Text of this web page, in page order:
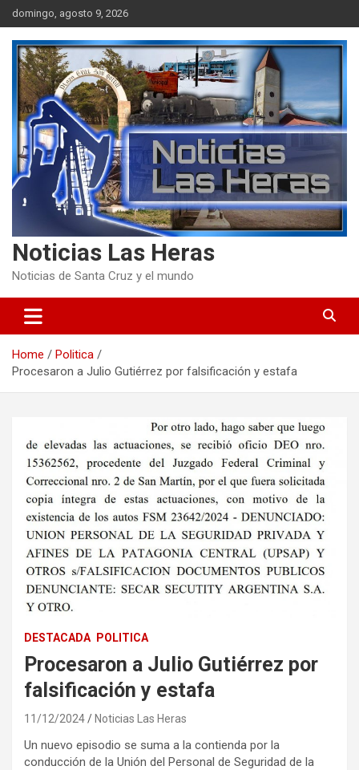
Skip
to
content
domingo, agosto 9, 2026
Noticias Las Heras
Noticias de Santa Cruz y el mundo
Home
Politica
Procesaron a Julio Gutiérrez por falsificación y estafa
DESTACADA POLITICA
Procesaron a Julio Gutiérrez por
falsificación y estafa
11/12/2024 Noticias Las Heras
Un nuevo episodio se suma a la contienda por la
conducción de la Unión del Personal de Seguridad de la